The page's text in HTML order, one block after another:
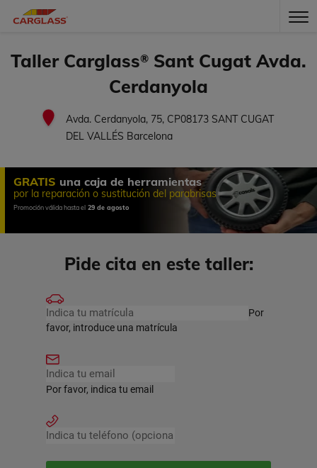
Taller Carglass® Sant Cugat Avda.
Cerdanyola
Avda. Cerdanyola, 75, CP08173 SANT CUGAT
DEL VALLÉS Barcelona
GRATIS una caja de herramientas
por la reparación o sustitución del parabrisas
Promoción válida hasta el 29 de agosto
Pide cita en este taller:
Por
favor, introduce una matrícula
Por favor, indica tu email